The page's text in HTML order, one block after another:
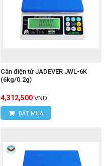
Cân điện tử JADEVER JWL-6K
(6kg/0.2g)
4,312,500 VND
ĐẶT MUA